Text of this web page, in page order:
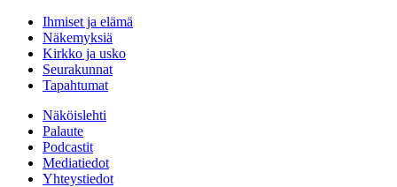
Ihmiset ja elämä
Näkemyksiä
Kirkko ja usko
Seurakunnat
Tapahtumat
Näköislehti
Palaute
Podcastit
Mediatiedot
Yhteystiedot